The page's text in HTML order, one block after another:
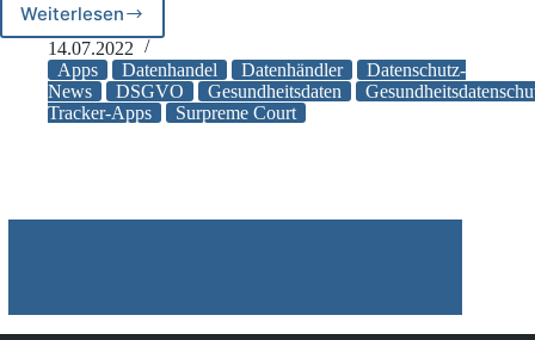
Weiterlesen
Die
Debatte
um
Perioden-
Tracker-
Datenhandel
14.07.2022
Apps
Datenhandel Datenhändler
Datenschutz-
News
DSGVO Gesundheitsdaten
Tracker-Apps
Surpreme Court